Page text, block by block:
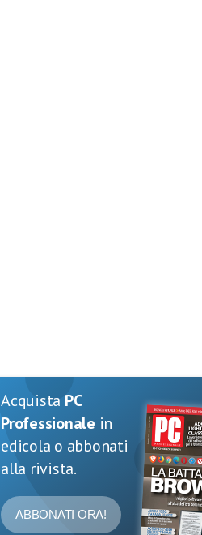
Acquista PC
Professionale in
edicola o abbonati
alla rivista.
ABBONATI ORA!